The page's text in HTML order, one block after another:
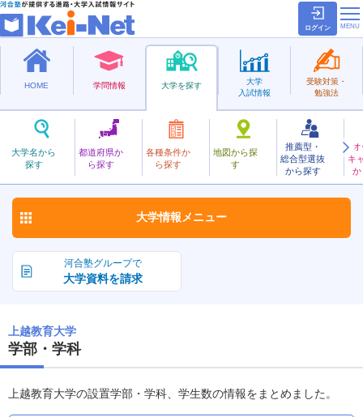
ログイン
HOME 学問情報 大学を探す
大学名から
探す
都道府県か
ら探す
各種条件か
ら探す
地図から探
す
推薦型・
総合型選抜
から探す
キ
か
大学
入試情報
受験対策・
勉強法
国立
じょうえつきょういく
上越教育大学 お気に入り
河合塾グループで
大学資料を請求
大学情報 メニュー
上越教育大学
学部・学科
上越教育大学の設置学部・学科、学生数の情報をまとめました。